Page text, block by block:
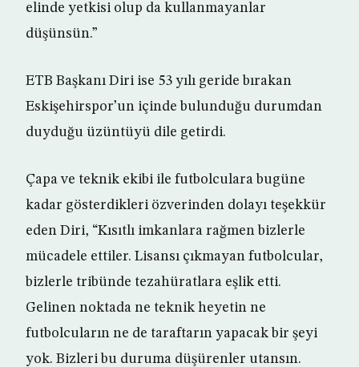
elinde yetkisi olup da kullanmayanlar
düşünsün.”
ETB Başkanı Diri ise 53 yılı geride bırakan
Eskişehirspor’un içinde bulunduğu durumdan
duyduğu üzüntüyü dile getirdi.
Çapa ve teknik ekibi ile futbolculara bugüne
kadar gösterdikleri özverinden dolayı teşekkür
eden Diri, “Kısıtlı imkanlara rağmen bizlerle
mücadele ettiler. Lisansı çıkmayan futbolcular,
bizlerle tribünde tezahüratlara eşlik etti.
Gelinen noktada ne teknik heyetin ne
futbolcuların ne de taraftarın yapacak bir şeyi
yok. Bizleri bu duruma düşürenler utansın.